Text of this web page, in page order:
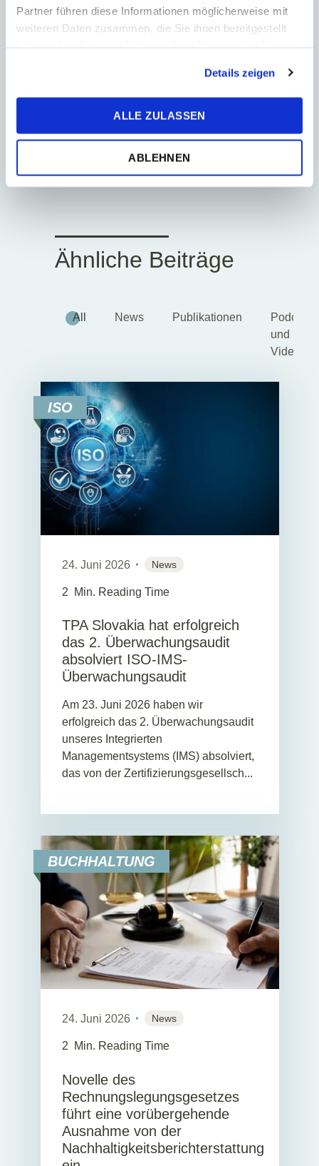
Partner führen diese Informationen möglicherweise mit
weiteren Daten zusammen, die Sie ihnen bereitgestellt
Details zeigen
ALLE ZULASSEN
ABLEHNEN
Unternehmensberatung
Kontakt
Mária Janušková
Partnerin
Ähnliche Beiträge
All News Publikationen
Podcasts
und
Videos
ISO
24. Juni 2026 News
2 Min. Reading Time
TPA Slovakia hat erfolgreich
das 2. Überwachungsaudit
absolviert ISO-IMS-
Überwachungsaudit
Am 23. Juni 2026 haben wir
erfolgreich das 2. Überwachungsaudit
unseres Integrierten
Managementsystems (IMS) absolviert,
das von der Zertifizierungsgesellsch...
BUCHHALTUNG
24. Juni 2026 News
2 Min. Reading Time
Novelle des
Rechnungslegungsgesetzes
führt eine vorübergehende
Ausnahme von der
Nachhaltigkeitsberichterstattung